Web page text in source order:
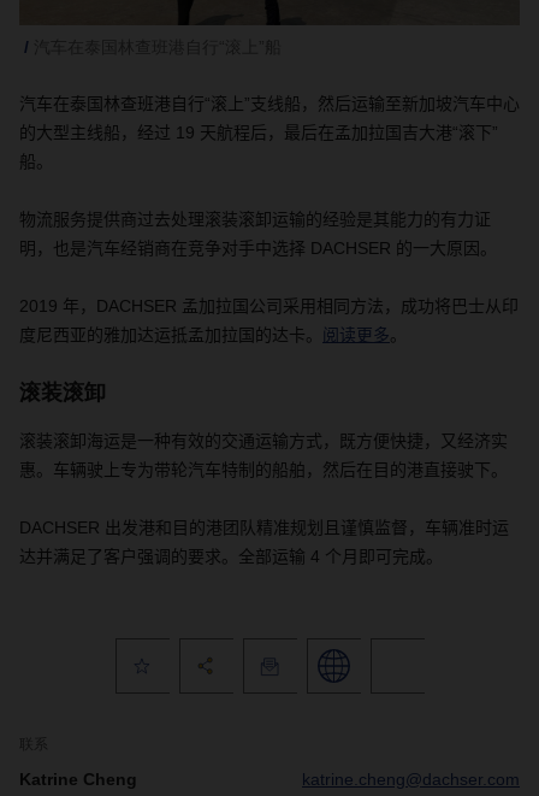
汽车在泰国林查班港自行“滚上”支线船，然后运输至新加坡汽车中心
的大型主线船，经过 19 天航程后，最后在孟加拉国吉大港“滚下”
船。
物流服务提供商过去处理滚装滚卸运输的经验是其能力的有力证
明，也是汽车经销商在竞争对手中选择 DACHSER 的一大原因。
2019 年， DACHSER 孟加拉国公司采用相同方法，成功将巴士从印
度尼西亚的雅加达运抵孟加拉国的达卡。 阅读更多。
滚装滚卸
滚装滚卸海运是一种有效的交通运输方式，既方便快捷，又经济实
惠。车辆驶上专为带轮汽车特制的船舶，然后在目的港直接驶下。
DACHSER 出发港和目的港团队精准规划且谨慎监督，车辆准时运
达并满足了客户强调的要求。全部运输 4 个月即可完成。
Katrine Cheng katrine.cheng@dachser.com